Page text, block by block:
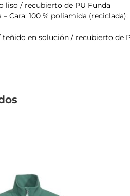
liso / recubierto de PU Funda
– Cara: 100 % poliamida
teñido en solución / recubierto de